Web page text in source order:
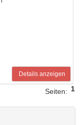
Details anzeigen
1
Seiten: